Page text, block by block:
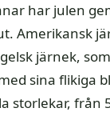
har julen
Amerikansk
järnek,
sina flikiga
storlekar, från